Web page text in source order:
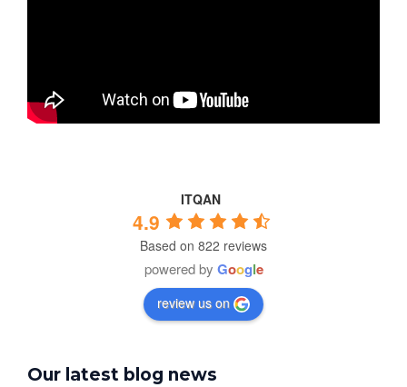
ITQAN
4.9
Based on 822 reviews
powered by Google
review us on
Our latest blog news